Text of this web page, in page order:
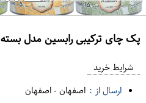
پک چای ترکیبی رابسین مدل بسته 4 عددی
شرایط خرید
ارسال از : اصفهان-اصفهان